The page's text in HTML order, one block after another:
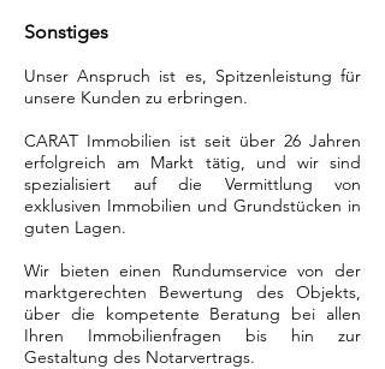
Sonstiges
Unser Anspruch ist es, Spitzenleistung für
unsere Kunden zu erbringen.
CARAT Immobilien ist seit über 26 Jahren
erfolgreich am Markt tätig, und wir sind
spezialisiert auf die Vermittlung von
exklusiven Immobilien und Grundstücken in
guten Lagen.
Wir bieten einen Rundumservice von der
marktgerechten Bewertung des Objekts,
über die kompetente Beratung bei allen
Ihren Immobilienfragen bis hin zur
Gestaltung des Notarvertrags.